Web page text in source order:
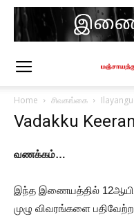
Home சிவகங்கை
Vadakku
வணக்கம்…
இந்த இணையத்தில்
முழு விவரங்களை